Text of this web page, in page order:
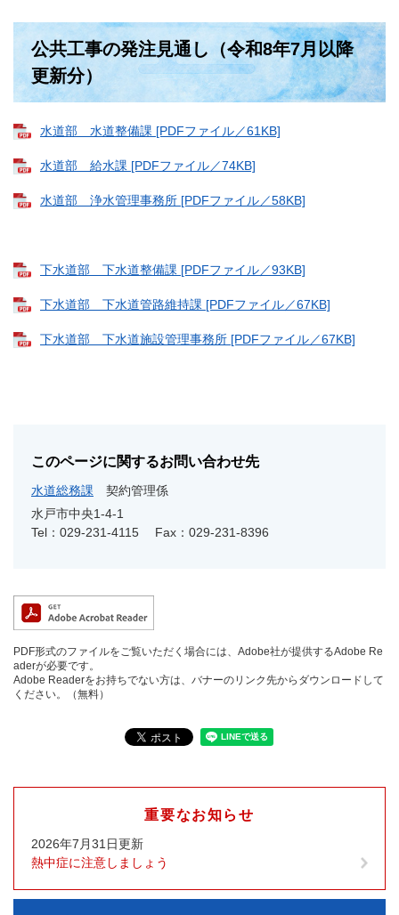
公共工事の発注見通し（令和8年7月以降
更新分）
水道部 水道整備課 [PDFファイル／61KB]
水道部 給水課 [PDFファイル／74KB]
水道部 浄水管理事務所 [PDFファイル／58KB]
下水道部 下水道整備課 [PDFファイル／93KB]
下水道部 下水道管路維持課 [PDFファイル／67KB]
下水道部 下水道施設管理事務所 [PDFファイル／67KB]
このページに関するお問い合わせ先
水道総務課
契約管理係
水戸市中央1‐4‐1
Tel：029-231-4115
Fax：029-231-8396
PDF形式のファイルをご覧いただく場合には、Adobe社が提供するAdobe Re
aderが必要です。
Adobe Readerをお持ちでない方は、バナーのリンク先からダウンロードして
ください。（無料）
重要なお知らせ
2026年7月31日更新
熱中症に注意しましょう